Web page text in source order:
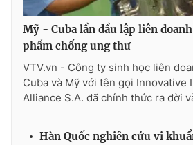
Ðiện thoại Thời báo VTV:024.66 897
Email: toasoan@vtv.vn
Liên hệ quảng cáo:024-7300.7108
Mỹ - Cuba lần đầu lập liên
phẩm chống ung thư
VTV.vn - Công ty sinh học liên
Cuba và Mỹ với tên gọi Innovative
Alliance S.A. đã chính thức ra đời
Hàn Quốc nghiên cứu vi